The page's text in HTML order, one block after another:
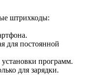
штрихкоды:
для постоянной
программ.
для зарядки.